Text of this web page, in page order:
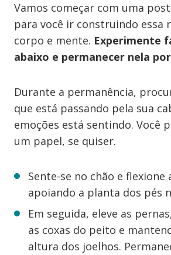
Vamos começar com uma
para você ir construindo essa
corpo e mente. Experimente
abaixo e permanecer nela
Durante a permanência,
que está passando pela sua
emoções está sentindo. Você
um papel, se quiser.
Sente-se no chão e flexione
apoiando a planta dos pés
Em seguida, eleve as
as coxas do peito e
altura dos joelhos.